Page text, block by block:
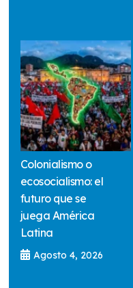
Colonialismo o
ecosocialismo: el
futuro que se
juega América
Latina
Agosto 4, 2026